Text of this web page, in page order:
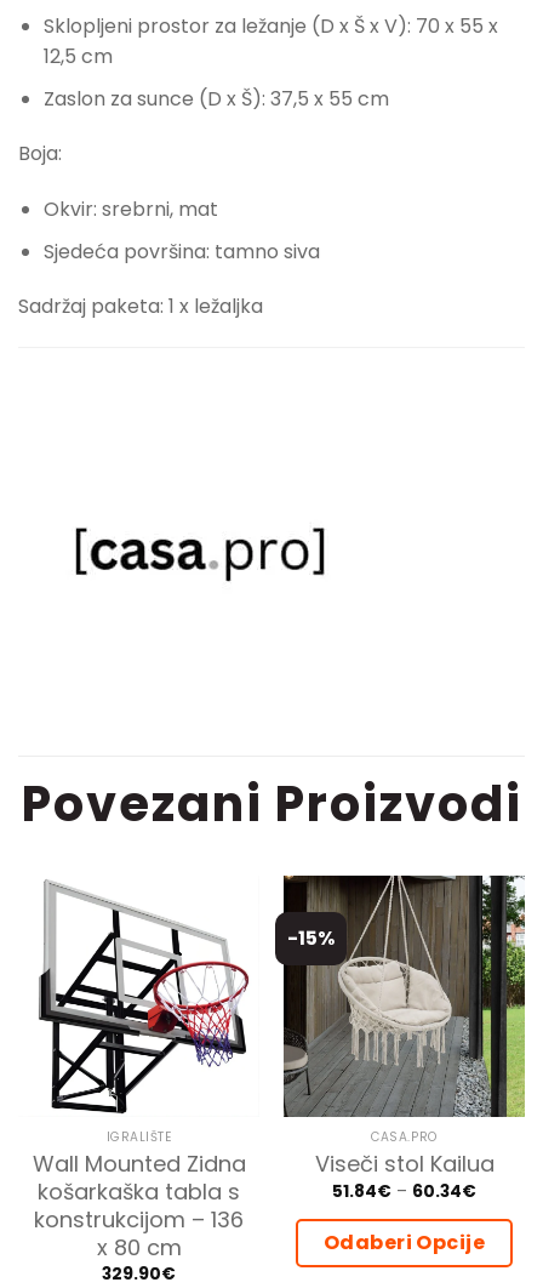
Sklopljeni prostor za ležanje (D x Š x V): 70 x 55 x
12,5 cm
Zaslon za sunce (D x Š): 37,5 x 55 cm
Boja:
Okvir: srebrni, mat
Sjedeća površina: tamno siva
Sadržaj paketa: 1 x ležaljka
Povezani Proizvodi
IGRALIŠTE
Wall Mounted Zidna
košarkaška tabla s
konstrukcijom – 136
x 80 cm
329.90€
-15%
CASA.PRO
Viseči stol Kailua
51.84€ – 60.34€Price
51.84€
through
60.34€
Odaberi Opcije